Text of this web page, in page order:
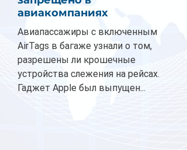
авиакомпаниях
Авиапассажиры с включенным
AirTags в багаже узнали о том,
разрешены ли крошечные
устройства слежения на рейсах.
Гаджет Apple был выпущен...